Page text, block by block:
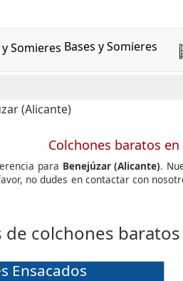
Bases y Somieres
Colchones baratos
para Benejúzar (Alicante).
no dudes en contactar con
de colchones
Ensacados